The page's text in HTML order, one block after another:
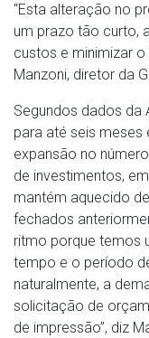
“Esta alteração no
um prazo tão curto,
custos e minimizar
Manzoni, diretor da
Segundos dados da
para até seis meses
expansão no
de investimentos,
mantém aquecido
fechados
ritmo porque temos
tempo e o período
naturalmente, a
solicitação de
de impressão”, diz